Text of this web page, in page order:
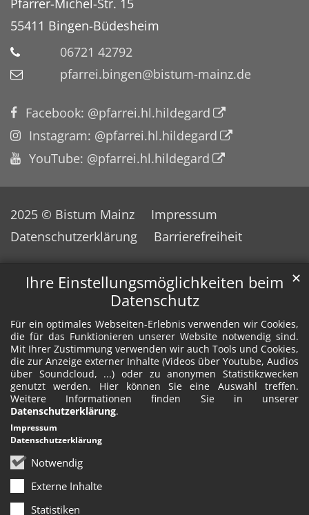
Ihre Einstellungsmöglichkeiten beim
Datenschutz
Für ein optimales Webseiten-Erlebnis verwenden wir Cookies,
die für das Funktionieren unserer Website notwendig sind.
Mit Ihrer Zustimmung verwenden wir auch Tools und Cookies,
die zur Anzeige externer Inhalte (Videos über Youtube, Audios
über Soundcloud, ...) oder zu anonymen Statistikzwecken
genutzt werden. Hier können Sie eine Auswahl treffen.
Weitere Informationen finden Sie in unserer
Datenschutzerklärung.
Notwendig
Externe Inhalte
Statistiken
✕
Impressum
Datenschutzerklärung
55411 Bingen-Büdesheim
06721 42792
pfarrei.bingen@bistum-mainz.de
Facebook: @pfarrei.hl.hildegard
Instagram: @pfarrei.hl.hildegard
YouTube: @pfarrei.hl.hildegard
2025 © Bistum Mainz
Impressum
Datenschutzerklärung
Barrierefreiheit